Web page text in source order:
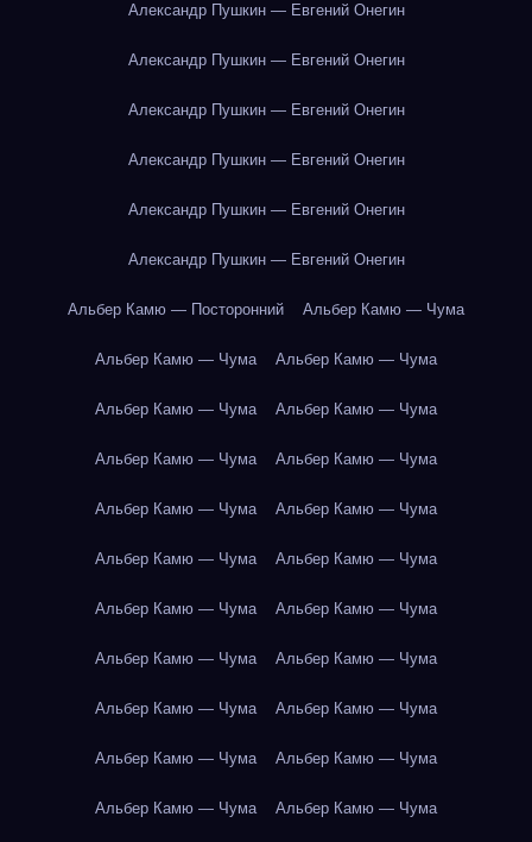
Александр Пушкин — Евгений Онегин
Александр Пушкин — Евгений Онегин
Александр Пушкин — Евгений Онегин
Александр Пушкин — Евгений Онегин
Александр Пушкин — Евгений Онегин
Александр Пушкин — Евгений Онегин
Альбер Камю — Посторонний Альбер Камю — Чума
Альбер Камю — Чума Альбер Камю — Чума
Альбер Камю — Чума Альбер Камю — Чума
Альбер Камю — Чума Альбер Камю — Чума
Альбер Камю — Чума Альбер Камю — Чума
Альбер Камю — Чума Альбер Камю — Чума
Альбер Камю — Чума Альбер Камю — Чума
Альбер Камю — Чума Альбер Камю — Чума
Альбер Камю — Чума Альбер Камю — Чума
Альбер Камю — Чума Альбер Камю — Чума
Альбер Камю — Чума Альбер Камю — Чума